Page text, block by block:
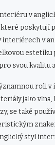
v
poskytují
interiérech v
svou kvalitu
roli
jako vlna,
se také
styl